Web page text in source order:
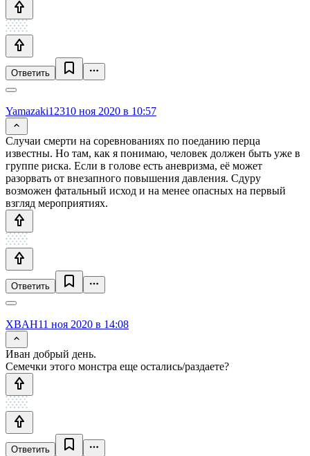
Ответить
Yamazaki12310 ноя 2020 в 10:57
Случаи смерти на соревнованиях по поеданию перца
известны. Но там, как я понимаю, человек должен быть уже в
группе риска. Если в голове есть аневризма, её может
разорвать от внезапного повышения давления. Сдуру
возможен фатальный исход и на менее опасных на первый
взгляд мероприятиях.
Ответить
XBAH11 ноя 2020 в 14:08
Иван добрый день.
Семечки этого монстра еще остались/раздаете?
Ответить